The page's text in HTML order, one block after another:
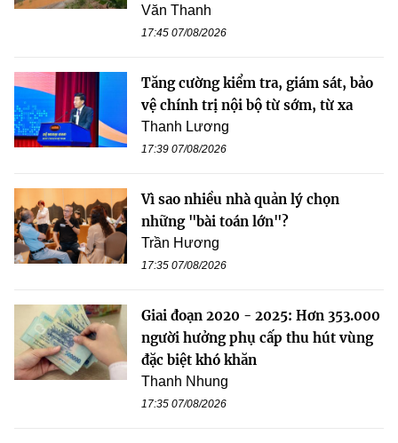
Văn Thanh
17:45 07/08/2026
Tăng cường kiểm tra, giám sát, bảo
vệ chính trị nội bộ từ sớm, từ xa
Thanh Lương
17:39 07/08/2026
Vì sao nhiều nhà quản lý chọn
những "bài toán lớn"?
Trần Hương
17:35 07/08/2026
Giai đoạn 2020 - 2025: Hơn 353.000
người hưởng phụ cấp thu hút vùng
đặc biệt khó khăn
Thanh Nhung
17:35 07/08/2026